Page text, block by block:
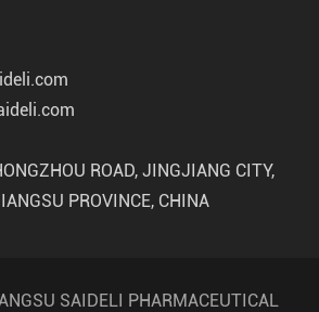
ROAD, JINGJIANG CITY,
PROVINCE, CHINA
SAIDELI PHARMACEUTICAL